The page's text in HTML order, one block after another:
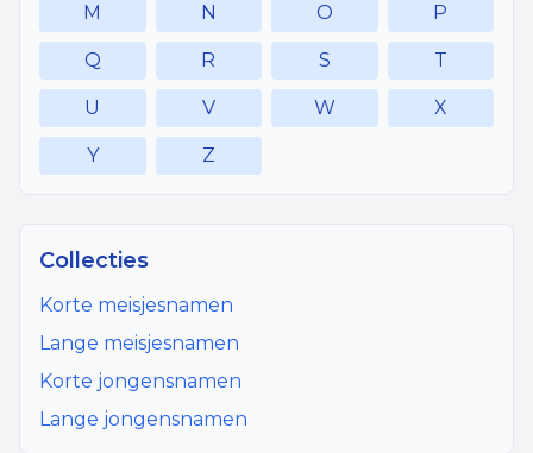
M N O P
Q R S T
U V W X
Y Z
Collecties
Korte meisjesnamen
Lange meisjesnamen
Korte jongensnamen
Lange jongensnamen